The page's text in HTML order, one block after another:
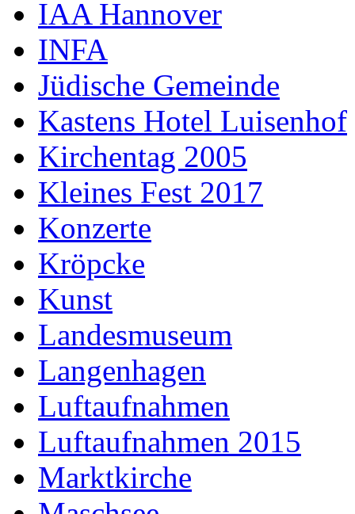
IAA Hannover
INFA
Jüdische Gemeinde
Kastens Hotel Luisenhof
Kirchentag 2005
Kleines Fest 2017
Konzerte
Kröpcke
Kunst
Landesmuseum
Langenhagen
Luftaufnahmen
Luftaufnahmen 2015
Marktkirche